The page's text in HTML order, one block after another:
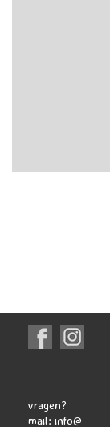
vragen?
mail: info@